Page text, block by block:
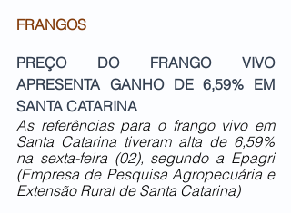
FRANGOS
PREÇO DO FRANGO VIVO
APRESENTA GANHO DE 6,59% EM
SANTA CATARINA
As referências para o frango vivo em
Santa Catarina tiveram alta de 6,59%
na sexta-feira (02), segundo a Epagri
(Empresa de Pesquisa Agropecuária e
Extensão Rural de Santa Catarina)